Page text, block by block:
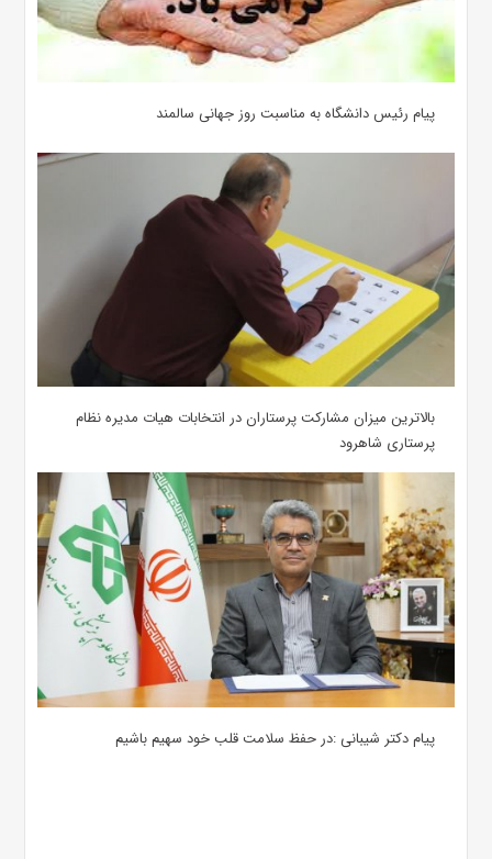
پیام رئیس دانشگاه به مناسبت روز جهانی سالمند
بالاترین میزان مشارکت پرستاران در انتخابات هیات مدیره نظام
پرستاری شاهرود
پیام دکتر شیبانی :در حفظ سلامت قلب خود سهیم باشیم